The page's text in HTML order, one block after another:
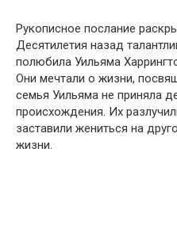
Рукописное послание
Десятилетия назад
полюбила Уильяма
Они мечтали о жизни,
семья Уильяма не приняла
происхождения. Их
заставили жениться на
жизни.